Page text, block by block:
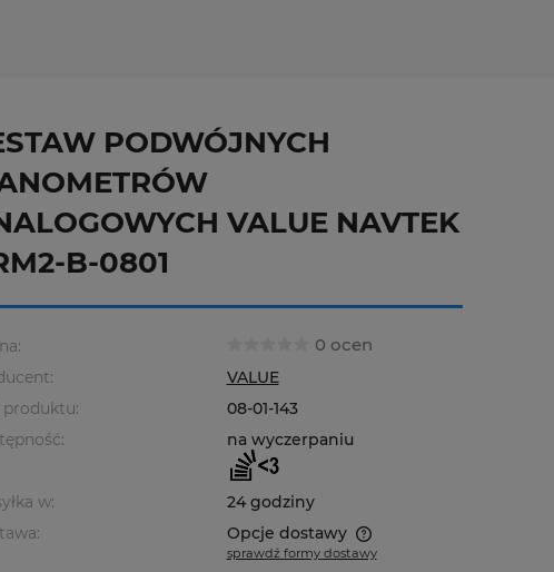
PODWÓJNYCH
VALUE NAVTEK
B-0801
0 ocen
VALUE
produktu:
08-01-143
na wyczerpaniu
w:
24 godziny
Opcje dostawy
sprawdź formy dostawy